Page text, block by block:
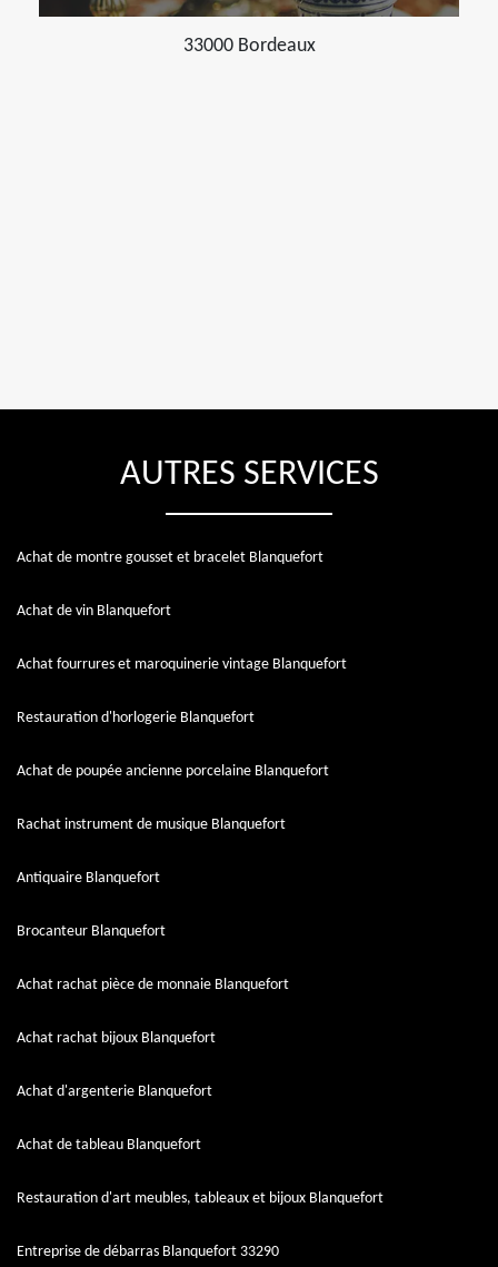
33000 Bordeaux
AUTRES SERVICES
Achat de montre gousset et bracelet Blanquefort
Achat de vin Blanquefort
Achat fourrures et maroquinerie vintage Blanquefort
Restauration d'horlogerie Blanquefort
Achat de poupée ancienne porcelaine Blanquefort
Rachat instrument de musique Blanquefort
Antiquaire Blanquefort
Brocanteur Blanquefort
Achat rachat pièce de monnaie Blanquefort
Achat rachat bijoux Blanquefort
Achat d'argenterie Blanquefort
Achat de tableau Blanquefort
Restauration d'art meubles, tableaux et bijoux Blanquefort
Entreprise de débarras Blanquefort 33290